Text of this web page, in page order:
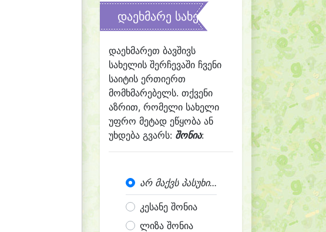
დაეხმარე სახელის შერჩევაში
დაეხმარეთ ბავშივს
სახელის შერჩევაში ჩვენი
საიტის ერთიერთ
მომხმარებელს. თქვენი
აზრით, რომელი სახელი
უფრო მეტად ეწყობა ან
უხდება გვარს: შონია:
არ მაქვს პასუხი...
კესანე შონია
ლიზა შონია